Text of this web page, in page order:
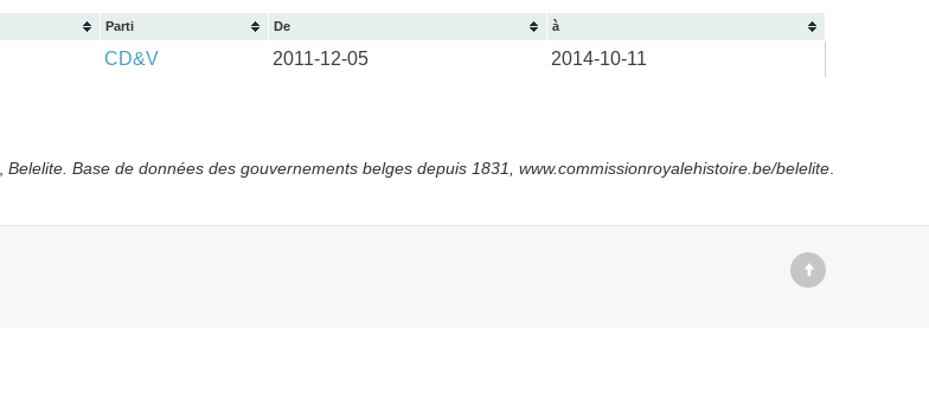
Parti De à
CD&V 2011-12-05 2014-10-11
Belelite. Base de données des gouvernements belges depuis 1831, www.commissionroyalehistoire.be/belelite